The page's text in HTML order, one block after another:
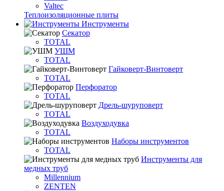
Valtec
Теплоизоляционные плиты
Инструменты
Секатор
TOTAL
УШМ
TOTAL
Гайковерт-Винтоверт
TOTAL
Перфоратор
TOTAL
Дрель-шуруповерт
TOTAL
Воздуходувка
TOTAL
Наборы инструментов
TOTAL
Инструменты для
медных труб
Millennium
ZENTEN